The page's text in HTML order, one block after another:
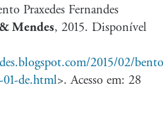
Praxedes Fernandes
Mendes, 2015. Disponível
2015/02/
01-de.html>. Acesso em: 28